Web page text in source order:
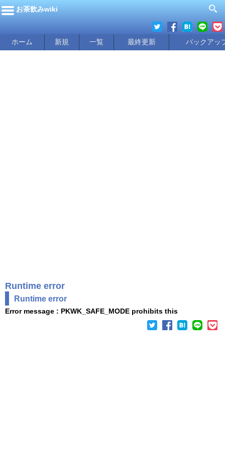
お茶飲みwiki
ホーム 新規 一覧 最終更新 バックアッ
Runtime error
Runtime error
Error message : PKWK_SAFE_MODE prohibits this